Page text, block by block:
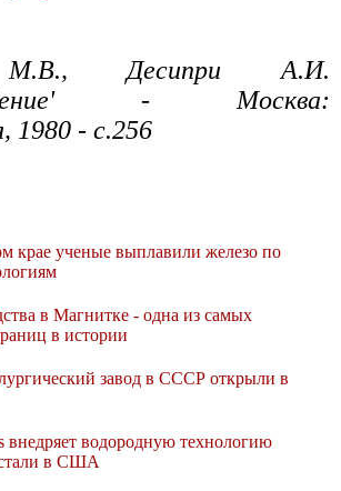
М.В., Десипри А.И.
- Москва:
1980 - с.256
крае ученые выплавили железо по
в Магнитке - одна из самых
в истории
завод в СССР открыли в
внедряет водородную технологию
в США